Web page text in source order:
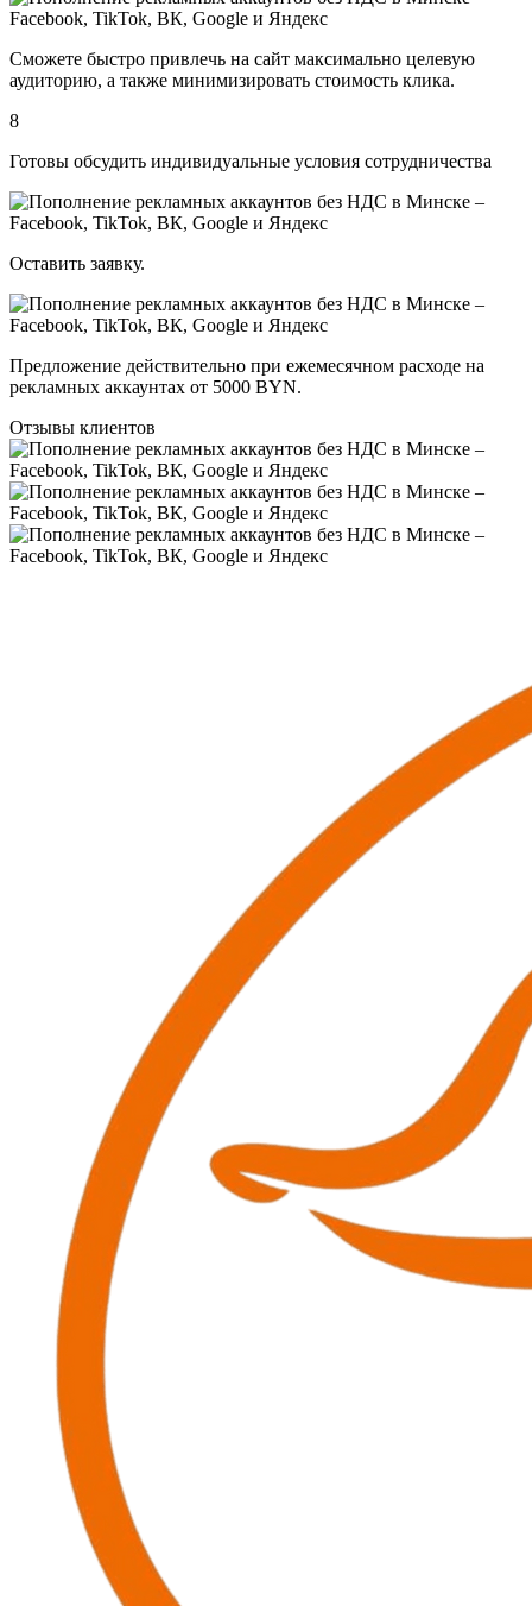
Сможете быстро привлечь на сайт максимально целевую
аудиторию, а также минимизировать стоимость клика.
8
Готовы обсудить индивидуальные условия сотрудничества
Оставить заявку.
Предложение действительно при ежемесячном расходе на
рекламных аккаунтах от 5000 BYN.
Отзывы клиентов